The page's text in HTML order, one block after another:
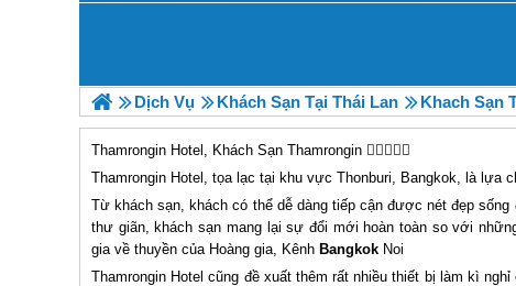
Dịch Vụ Khách Sạn Tại Thái Lan Khach Sạn
Thamrongin Hotel, Khách Sạn Thamrongin
Thamrongin Hotel, tọa lạc tại khu vực Thonburi, Bangkok, là lựa
Từ khách sạn, khách có thể dễ dàng tiếp cận được nét đẹp
thư giãn, khách sạn mang lại sự đổi mới hoàn toàn so với
gia về thuyền của Hoàng gia, Kênh Bangkok Noi
Thamrongin Hotel cũng đề xuất thêm rất nhiều thiết bị làm kì